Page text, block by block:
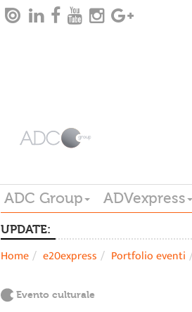
ADC Group ADVexpress
UPDATE:
Home e20express Portfolio eventi
Evento culturale